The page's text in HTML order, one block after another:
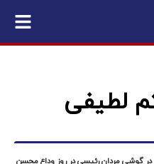
لطیفی
گوشی مردان رئیسی در روز وداع محسن